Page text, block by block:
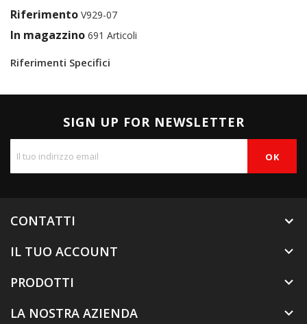
Riferimento V929-07
In magazzino 691 Articoli
Riferimenti Specifici
SIGN UP FOR NEWSLETTER
CONTATTI
IL TUO ACCOUNT

PRODOTTI 
LA NOSTRA AZIENDA 